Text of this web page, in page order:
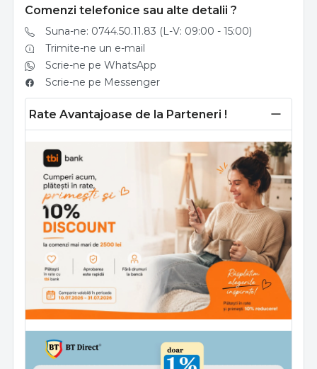
Comenzi telefonice sau alte detalii ?
Suna-ne: 0744.50.11.83 (L-V: 09:00 - 15:00)
Trimite-ne un e-mail
Scrie-ne pe WhatsApp
Scrie-ne pe Messenger
Rate Avantajoase de la Parteneri !